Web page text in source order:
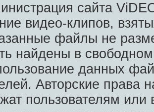
сайта
видео-клипов,
файлы не
найдены в
данных
Авторские права
пользователям или